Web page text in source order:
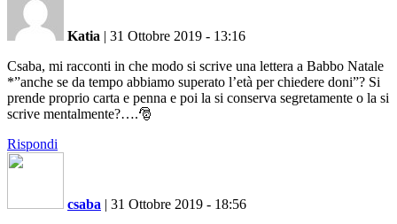
Katia | 31 Ottobre 2019 - 13:16
Csaba, mi racconti in che modo si scrive una lettera a Babbo Natale
*”anche se da tempo abbiamo superato l’età per chiedere doni”? Si
prende proprio carta e penna e poi la si conserva segretamente o la si
scrive mentalmente?….🎅
Rispondi
csaba | 31 Ottobre 2019 - 18:56